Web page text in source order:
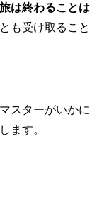
は終わることは
も受け取ること
スターがいかに
ます。